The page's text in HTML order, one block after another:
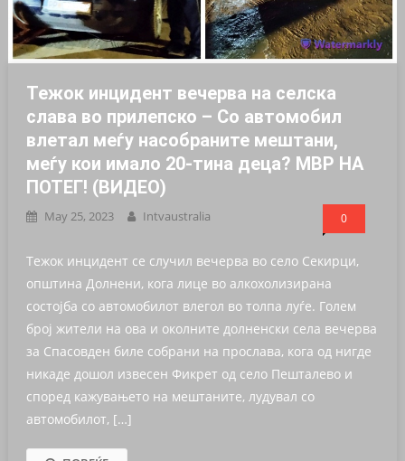
Тежок инцидент вечерва на селска
слава во прилепско – Со автомобил
влетал меѓу насобраните мештани,
меѓу кои имало 20-тина деца? МВР НА
ПОТЕГ! (ВИДЕО)
May 25, 2023 Intvaustralia 0
Teжок инцидент се случил вечерва во село Секирци,
општина Долнени, кога лице во алкохолизирана
состојба со автомобилот влегол во толпа луѓе. Голем
број жители на ова и околните долненски села вечерва
за Спасовден биле собрани на прослава, кога од нигде
никаде дошол извесен Фикрет од село Пешталево и
според кажувањето на мештаните, лудувал со
автомобилот, […]